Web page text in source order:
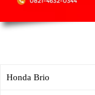
Honda Brio